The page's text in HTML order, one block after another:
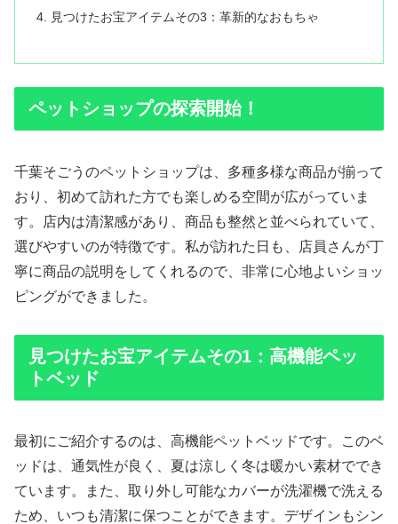
見つけたお宝アイテムその3：革新的なおもちゃ
ペットショップの探索開始！
千葉そごうのペットショップは、多種多様な商品が揃って
おり、初めて訪れた方でも楽しめる空間が広がっていま
す。店内は清潔感があり、商品も整然と並べられていて、
選びやすいのが特徴です。私が訪れた日も、店員さんが丁
寧に商品の説明をしてくれるので、非常に心地よいショッ
ピングができました。
見つけたお宝アイテムその1：高機能ペッ
トベッド
最初にご紹介するのは、高機能ペットベッドです。このベ
ッドは、通気性が良く、夏は涼しく冬は暖かい素材ででき
ています。また、取り外し可能なカバーが洗濯機で洗える
ため、いつも清潔に保つことができます。デザインもシン